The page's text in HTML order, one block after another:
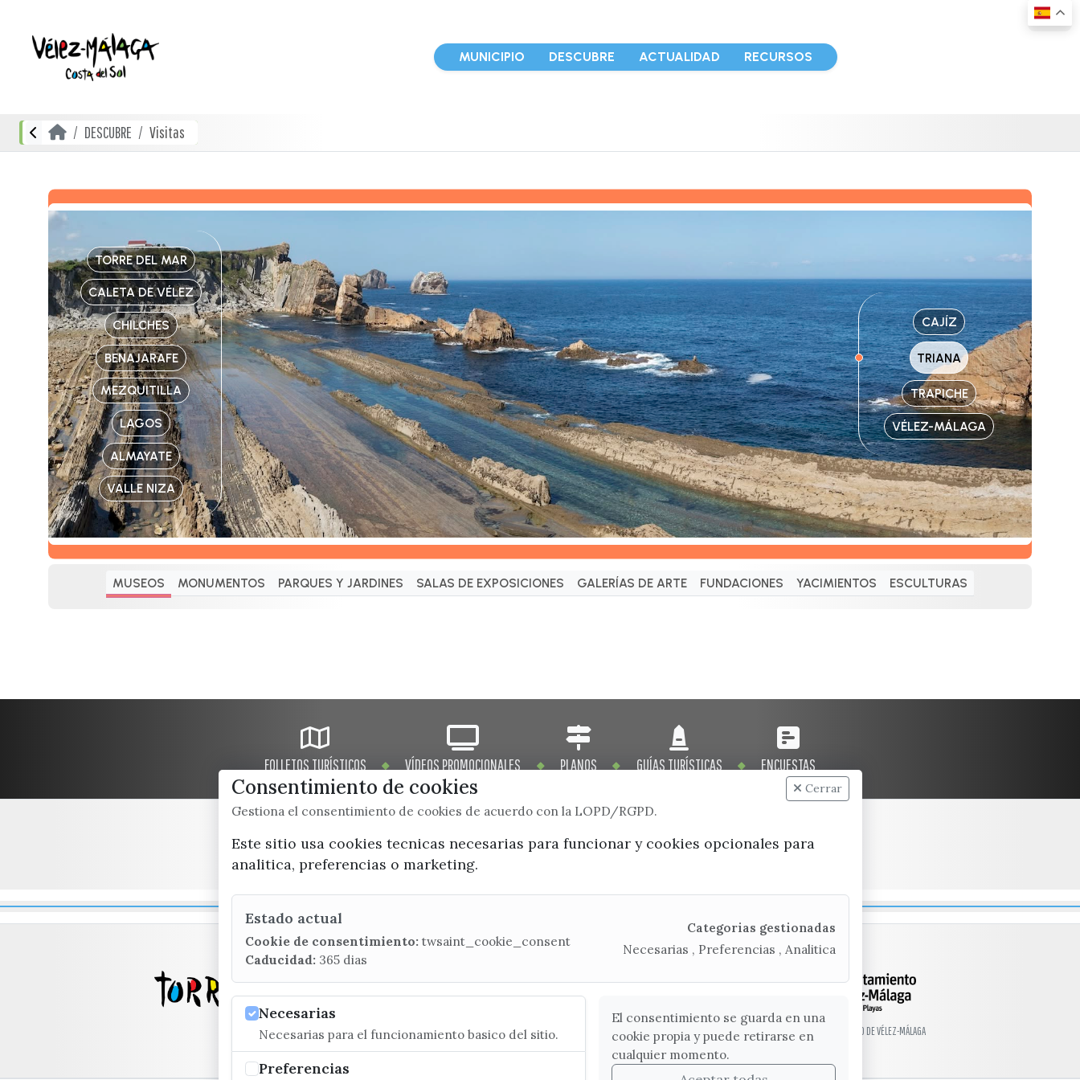
MUNICIPIO DESCUBRE ACTUALIDAD RECURSOS
DESCUBRE Visitas
TORRE DEL MAR
CALETA DE VÉLEZ
CHILCHES
BENAJARAFE
MEZQUITILLA
LAGOS
ALMAYATE
VALLE NIZA
CAJÍZ
TRIANA
TRAPICHE
VÉLEZ-MÁLAGA
MUSEOS MONUMENTOS PARQUES Y JARDINES SALAS DE EXPOSICIONES GALERÍAS DE ARTE FUNDACIONES YACIMIENTOS ESCULTURAS
FOLLETOS TURÍSTICOS VÍDEOS PROMOCIONALES PLANOS GUÍAS TURÍSTICAS ENCUESTAS
x / twitter
(+34) 952 541 104
C/ Poniente, 2. CP 29740 - Torre del Mar
© EXCMO. AYUNTAMIENTO DE VÉLEZ-MÁLAGA
Consentimiento de cookies
Gestiona el consentimiento de cookies de acuerdo con la LOPD/RGPD.
Cerrar
Este sitio usa cookies tecnicas necesarias para funcionar y cookies opcionales para
analitica, preferencias o marketing.
Estado actual
Cookie de consentimiento: twsaint_cookie_consent
Caducidad: 365 dias
Categorias gestionadas
Necesarias , Preferencias , Analitica
Necesarias
Necesarias para el funcionamiento basico del sitio.
Preferencias
El consentimiento se guarda en una
cookie propia y puede retirarse en
cualquier momento.